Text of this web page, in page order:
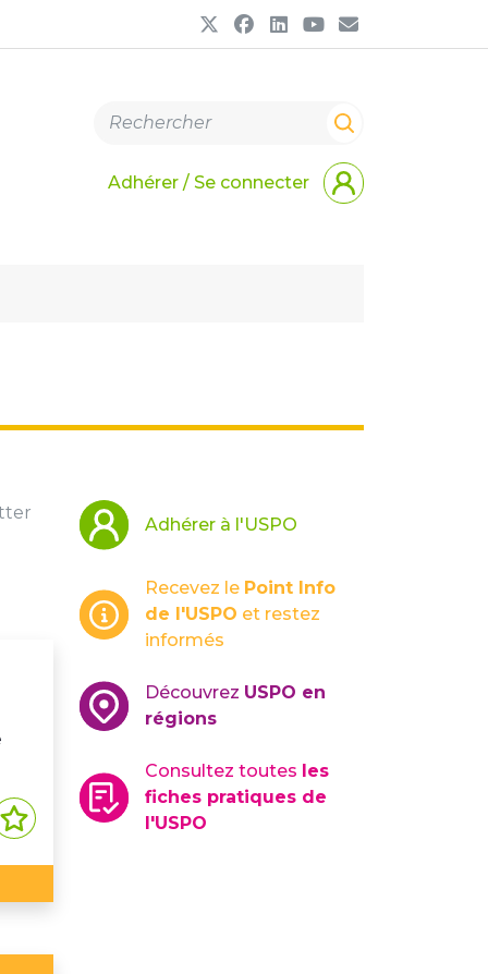
Adhérer / Se connecter
Adhérer à l'USPO
Recevez le Point Info
de l'USPO et restez
informés
Découvrez USPO en
régions
Consultez toutes les
fiches pratiques de
l'USPO